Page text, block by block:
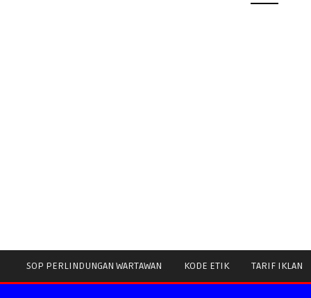
SOP PERLINDUNGAN WARTAWAN KODE ETIK TARIF IKLAN